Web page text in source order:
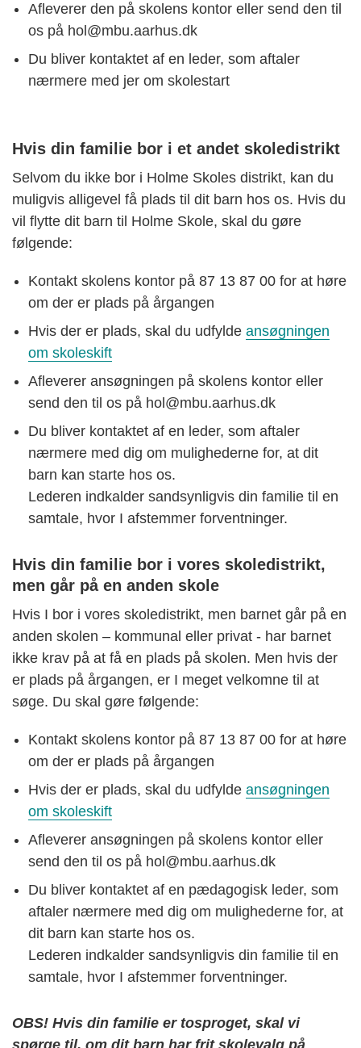
Afleverer den på skolens kontor eller send den til
os på hol@mbu.aarhus.dk
Du bliver kontaktet af en leder, som aftaler
nærmere med jer om skolestart
Hvis din familie bor i et andet skoledistrikt
Selvom du ikke bor i Holme Skoles distrikt, kan du
muligvis alligevel få plads til dit barn hos os. Hvis du
vil flytte dit barn til Holme Skole, skal du gøre
følgende:
Kontakt skolens kontor på 87 13 87 00 for at høre
om der er plads på årgangen
Hvis der er plads, skal du udfylde ansøgningen
om skoleskift
Afleverer ansøgningen på skolens kontor eller
send den til os på hol@mbu.aarhus.dk
Du bliver kontaktet af en leder, som aftaler
nærmere med dig om mulighederne for, at dit
barn kan starte hos os.
Lederen indkalder sandsynligvis din familie til en
samtale, hvor I afstemmer forventninger.
Hvis din familie bor i vores skoledistrikt,
men går på en anden skole
Hvis I bor i vores skoledistrikt, men barnet går på en
anden skolen – kommunal eller privat - har barnet
ikke krav på at få en plads på skolen. Men hvis der
er plads på årgangen, er I meget velkomne til at
søge. Du skal gøre følgende:
Kontakt skolens kontor på 87 13 87 00 for at høre
om der er plads på årgangen
Hvis der er plads, skal du udfylde ansøgningen
om skoleskift
Afleverer ansøgningen på skolens kontor eller
send den til os på hol@mbu.aarhus.dk
Du bliver kontaktet af en pædagogisk leder, som
aftaler nærmere med dig om mulighederne for, at
dit barn kan starte hos os.
Lederen indkalder sandsynligvis din familie til en
samtale, hvor I afstemmer forventninger.
OBS! Hvis din familie er tosproget, skal vi